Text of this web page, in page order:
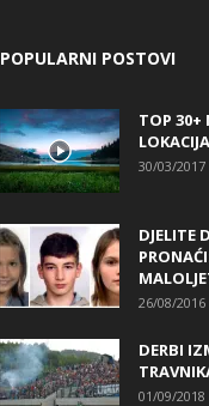
POPULARNI POSTOVI
TOP 30+
30/03/2017
DJELITE
26/08/2016
DERBI
01/09/2018